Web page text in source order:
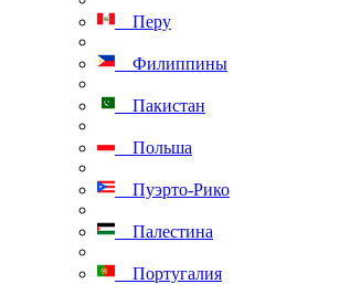
Перу
Филиппины
Пакистан
Польша
Пуэрто-Рико
Палестина
Португалия